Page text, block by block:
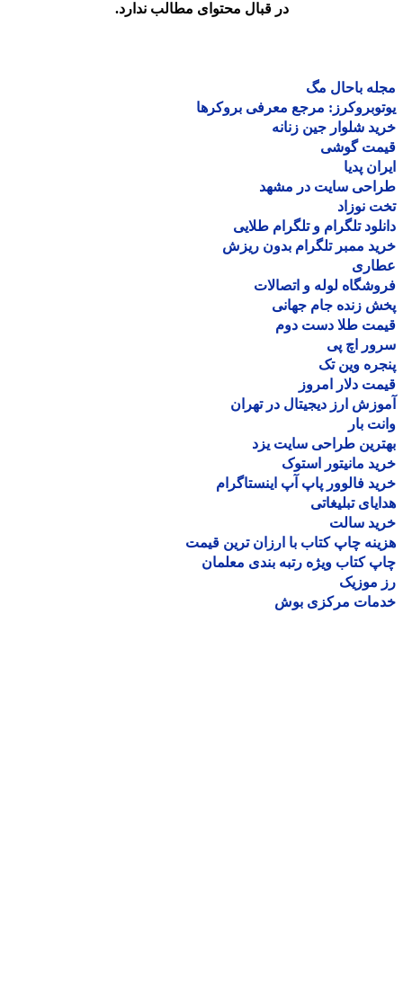
در قبال محتوای مطالب ندارد.
باحال مگ
مرجع معرفی بروکرها
شلوار جین زنانه
گوشی
پدیا
سایت در مشهد
نوزاد
تلگرام و تلگرام طلایی
ممبر تلگرام بدون ریزش
لوله و اتصالات
زنده جام جهانی
طلا دست دوم
اچ پی
وین تک
دلار امروز
ارز دیجیتال در تهران
بار
طراحی سایت یزد
مانیتور استوک
فالوور پاپ آپ اینستاگرام
تبلیغاتی
سالت
چاپ کتاب با ارزان ترین قیمت
کتاب ویژه رتبه بندی معلمان
موزیک
مرکزی بوش